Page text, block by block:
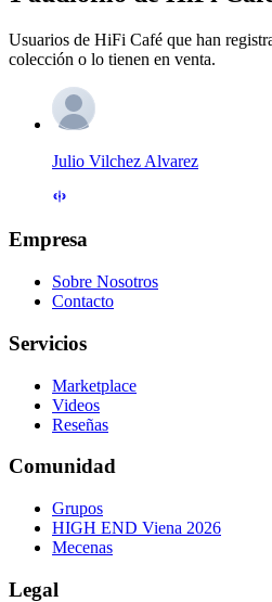
Usuarios de HiFi Café que han
colección o lo tienen en venta.
Julio Vilchez Alvarez
Empresa
Sobre Nosotros
Contacto
Servicios
Marketplace
Videos
Reseñas
Comunidad
Grupos
HIGH END Viena 2026
Mecenas
Legal